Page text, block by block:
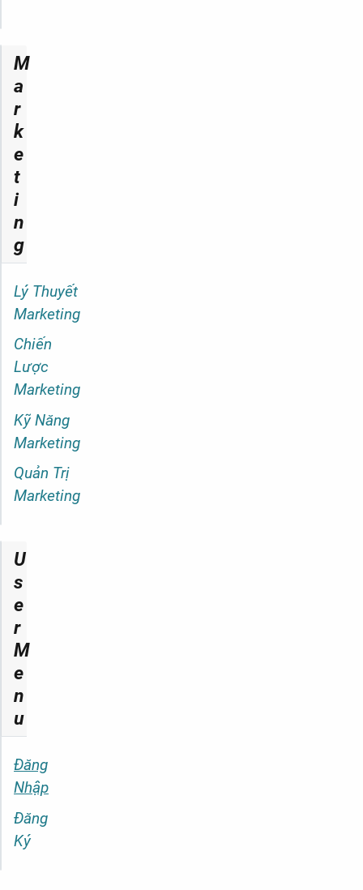
M
a
r
k
e
t
i
n
g
Lý Thuyết
Marketing
Chiến
Lược
Marketing
Kỹ Năng
Marketing
Quản Trị
Marketing
U
s
e
r
M
e
n
u
Đăng
Nhập
Đăng
Ký